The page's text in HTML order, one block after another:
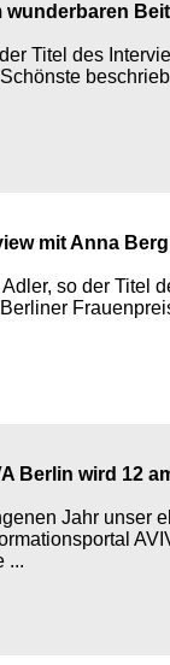
wunderbaren
Titel des
mit Anna
so der Titel
Berlin wird 12
Jahr unser
...